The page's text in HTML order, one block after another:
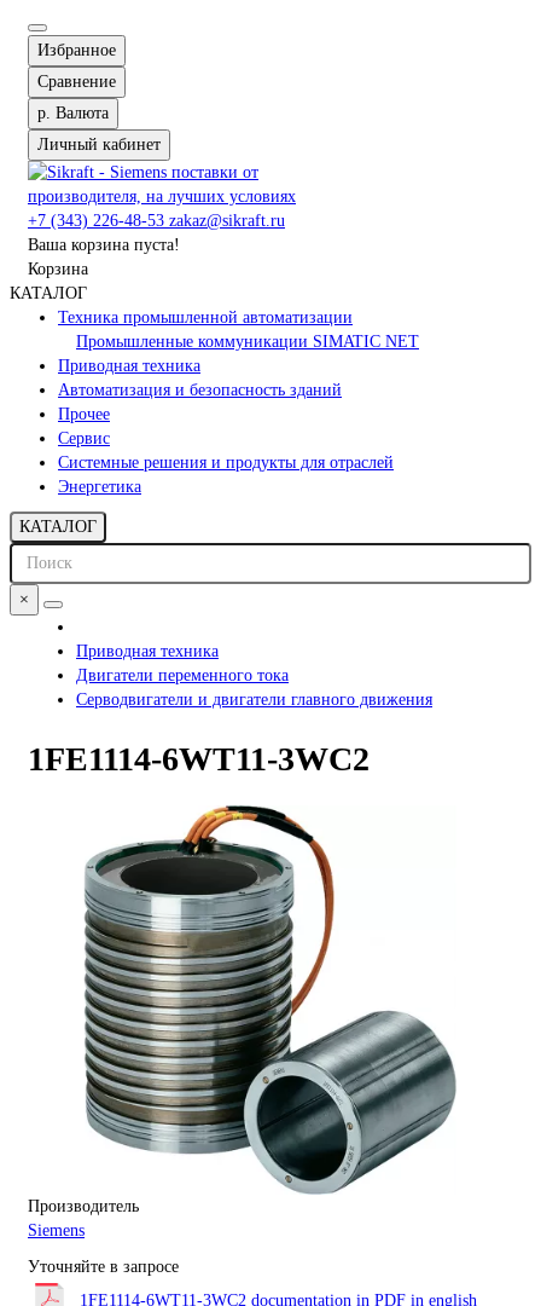
Избранное
Сравнение
р. Валюта
Личный кабинет
+7 (343) 226-48-53 zakaz@sikraft.ru
Ваша корзина пуста!
Корзина
КАТАЛОГ
Техника промышленной автоматизации
Промышленные коммуникации SIMATIC NET
Приводная техника
Автоматизация и безопасность зданий
Прочее
Сервис
Системные решения и продукты для отраслей
Энергетика
КАТАЛОГ
×
Приводная техника
Двигатели переменного тока
Серводвигатели и двигатели главного движения
1FE1114-6WT11-3WC2
Производитель
Siemens
Уточняйте в запросе
1FE1114-6WT11-3WC2 documentation in PDF in english